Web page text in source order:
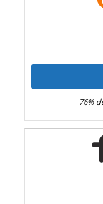
76%